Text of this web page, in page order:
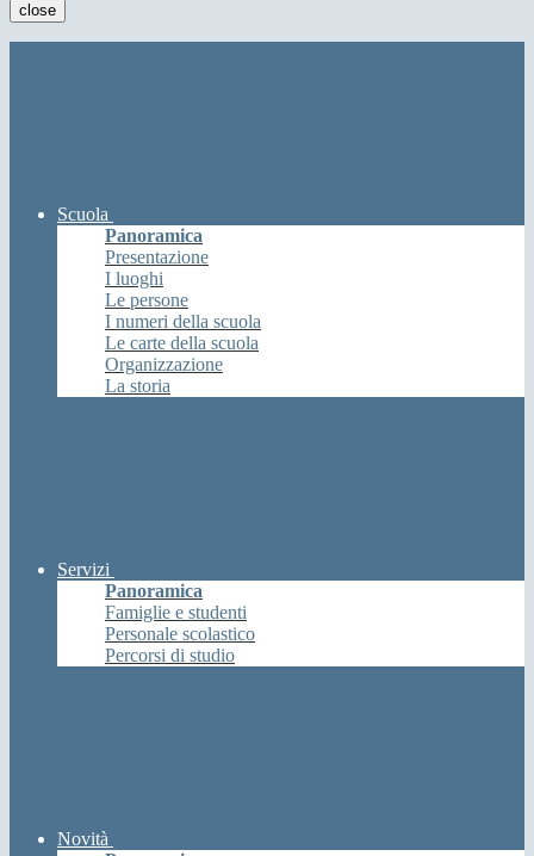
close
Scuola
Panoramica
Presentazione
I luoghi
Le persone
I numeri della scuola
Le carte della scuola
Organizzazione
La storia
Servizi
Panoramica
Famiglie e studenti
Personale scolastico
Percorsi di studio
Novità